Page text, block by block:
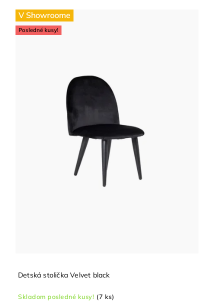
V Showroome
Posledné kusy!
Detská stolička Velvet black
Skladom posledné kusy! (7 ks)